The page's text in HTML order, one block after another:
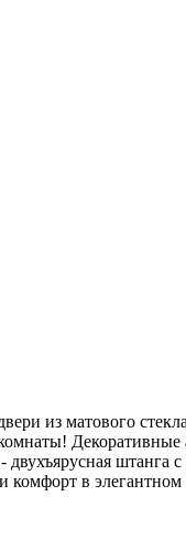
из матового
в